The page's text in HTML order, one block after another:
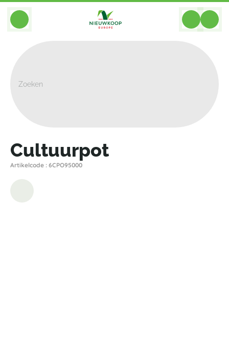
BACK
Cultuurpot
Artikelcode : 6CPO95000